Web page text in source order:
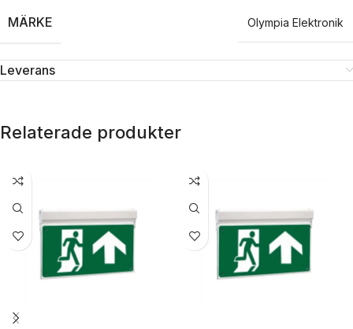
MÄRKE
Olympia Elektronik
Leverans
Relaterade produkter